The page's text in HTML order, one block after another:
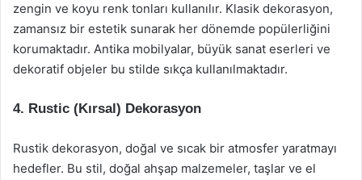
zengin ve koyu renk tonları kullanılır. Klasik dekorasyon,
zamansız bir estetik sunarak her dönemde popülerliğini
korumaktadır. Antika mobilyalar, büyük sanat eserleri ve
dekoratif objeler bu stilde sıkça kullanılmaktadır.
4. Rustic (Kırsal) Dekorasyon
Rustik dekorasyon, doğal ve sıcak bir atmosfer yaratmayı
hedefler. Bu stil, doğal ahşap malzemeler, taşlar ve el